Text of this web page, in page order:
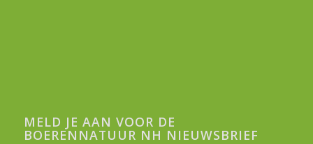
MELD JE AAN VOOR DE
BOERENNATUUR NH NIEUWSBRIEF